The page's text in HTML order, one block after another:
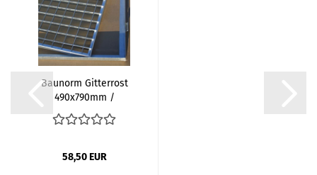
Baunorm Gitterrost
490x790mm /
500x800mm...
58,50 EUR